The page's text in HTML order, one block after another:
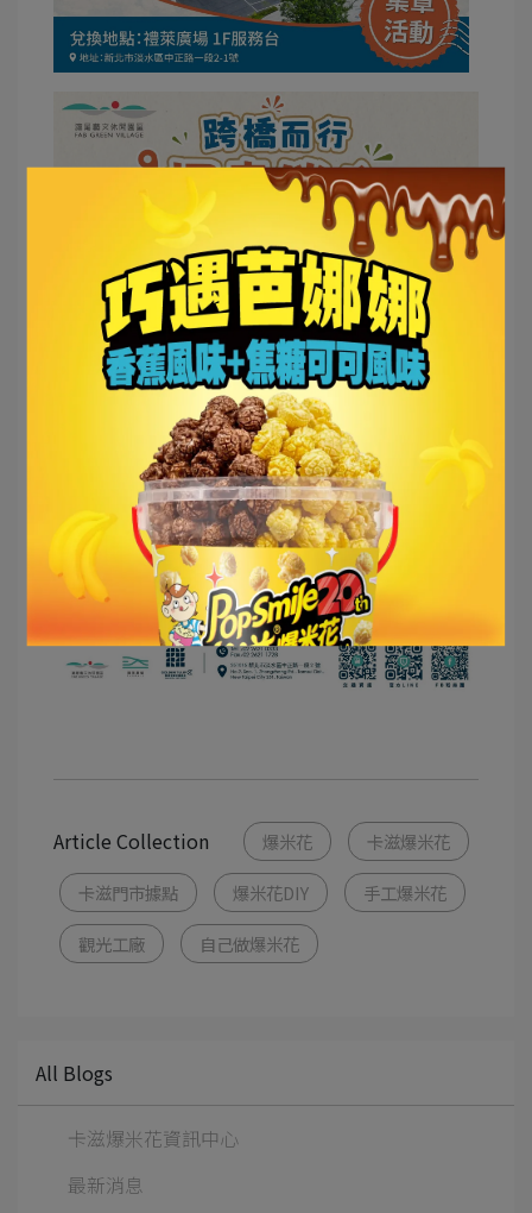
Article Collection 爆米花 卡滋爆米花
卡滋門市據點 爆米花DIY 手工爆米花
觀光工廠 自己做爆米花
All Blogs
卡滋爆米花資訊中心
最新消息